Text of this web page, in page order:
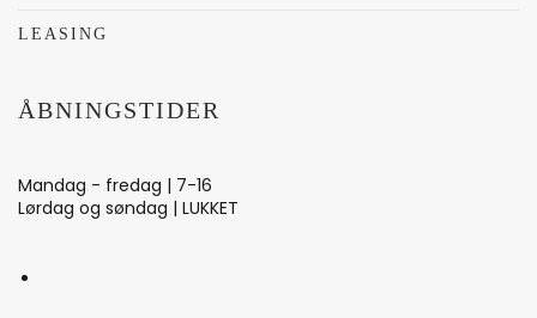
LEASING
ÅBNINGSTIDER
Mandag - fredag | 7-16
Lørdag og søndag | LUKKET